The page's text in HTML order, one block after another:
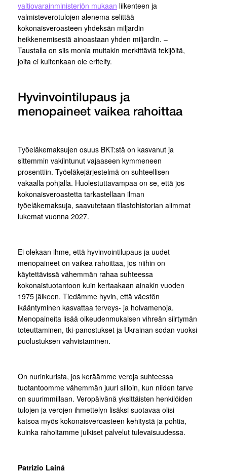
valtiovarainministeriön mukaan liikenteen ja
valmisteverotulojen alenema selittää
kokonaisveroasteen yhdeksän miljardin
heikkenemisestä ainoastaan yhden miljardin. –
Taustalla on siis monia muitakin merkittäviä tekijöitä,
joita ei kuitenkaan ole eritelty.
Hyvinvointilupaus ja
menopaineet vaikea rahoittaa
Työeläkemaksujen osuus BKT:stä on kasvanut ja
sittemmin vakiintunut vajaaseen kymmeneen
prosenttiin. Työeläkejärjestelmä on suhteellisen
vakaalla pohjalla. Huolestuttavampaa on se, että jos
kokonaisveroastetta tarkastellaan ilman
työeläkemaksuja, saavutetaan tilastohistorian alimmat
lukemat vuonna 2027.
Ei olekaan ihme, että hyvinvointilupaus ja uudet
menopaineet on vaikea rahoittaa, jos niihin on
käytettävissä vähemmän rahaa suhteessa
kokonaistuotantoon kuin kertaakaan ainakin vuoden
1975 jälkeen. Tiedämme hyvin, että väestön
ikääntyminen kasvattaa terveys- ja hoivamenoja.
Menopaineita lisää oikeudenmukaisen vihreän siirtymän
toteuttaminen, tki-panostukset ja Ukrainan sodan vuoksi
puolustuksen vahvistaminen.
On nurinkurista, jos keräämme veroja suhteessa
tuotantoomme vähemmän juuri silloin, kun niiden tarve
on suurimmillaan. Veropäivänä yksittäisten henkilöiden
tulojen ja verojen ihmettelyn lisäksi suotavaa olisi
katsoa myös kokonaisveroasteen kehitystä ja pohtia,
kuinka rahoitamme julkiset palvelut tulevaisuudessa.
Patrizio Lainá